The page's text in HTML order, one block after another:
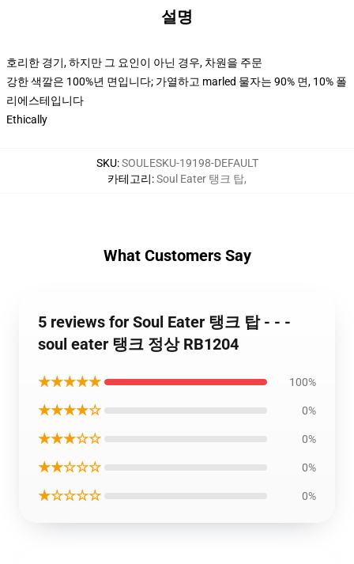
설명
호리한 경기, 하지만 그 요인이 아닌 경우, 차원을 주문
강한 색깔은 100%년 면입니다; 가열하고 marled 물자는 90% 면, 10% 폴
리에스테입니다
Ethically
SKU:SOULESKU-19198-DEFAULT
카테고리:Soul Eater 탱크 탑,
What Customers Say
5 reviews for Soul Eater 탱크 탑 - - -
soul eater 탱크 정상 RB1204
★★★★★ 100%
★★★★☆ 0%
★★★☆☆ 0%
★★☆☆☆ 0%
★☆☆☆☆ 0%